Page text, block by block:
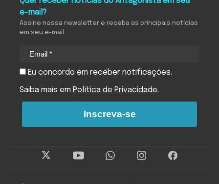
e-mail?
Assine nossa newsletter e receba as principais notícias
em seu e-mail
Eu concordo em receber notificações.
Saiba mais em Política de Privacidade.
Inscreva-se